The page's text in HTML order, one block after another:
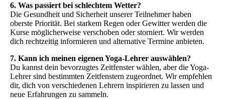
6. Was passiert bei schlechtem Wetter?
Die Gesundheit und Sicherheit unserer Teilnehmer haben
oberste Priorität. Bei starkem Regen oder Gewitter werden die
Kurse möglicherweise verschoben oder storniert. Wir werden
dich rechtzeitig informieren und alternative Termine anbieten.
7. Kann ich meinen eigenen Yoga-Lehrer auswählen?
Du kannst dein bevorzugtes Zeitfenster wählen, aber die Yoga-
Lehrer sind bestimmten Zeitfenstern zugeordnet. Wir empfehlen
dir, dich von verschiedenen Lehrern inspirieren zu lassen und
neue Erfahrungen zu sammeln.